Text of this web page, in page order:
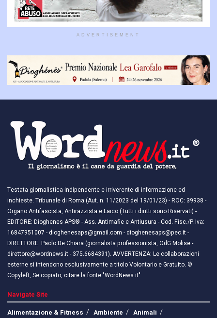
ADVERTISEMENT
Testata giornalistica indipendente e irriverente di informazione ed
inchieste. Tribunale di Roma (Aut. n. 11/2023 del 19/01/23) - ROC: 39938 -
Organo Antifascista, Antirazzista e Laico (Tutti i diritti sono Riservati) -
EDITORE: Dioghenes APS® - Ass. Antimafie e Antiusura - Cod. Fisc./P. Iva:
16847951007 - dioghenesaps@gmail.com - dioghenesaps@pec.it - ​​
DIRETTORE: Paolo De Chiara (giornalista professionista, OdG Molise -
direttore@wordnews.it - ​​375.6684391). AVVERTENZA: Le collaborazioni
esterne si intendono esclusivamente a titolo Volontario e Gratuito. ©
Copyleft, Se copiato, citare la fonte "WordNews.it"
Navigate Site
Alimentazione & Fitness
Ambiente
Animali